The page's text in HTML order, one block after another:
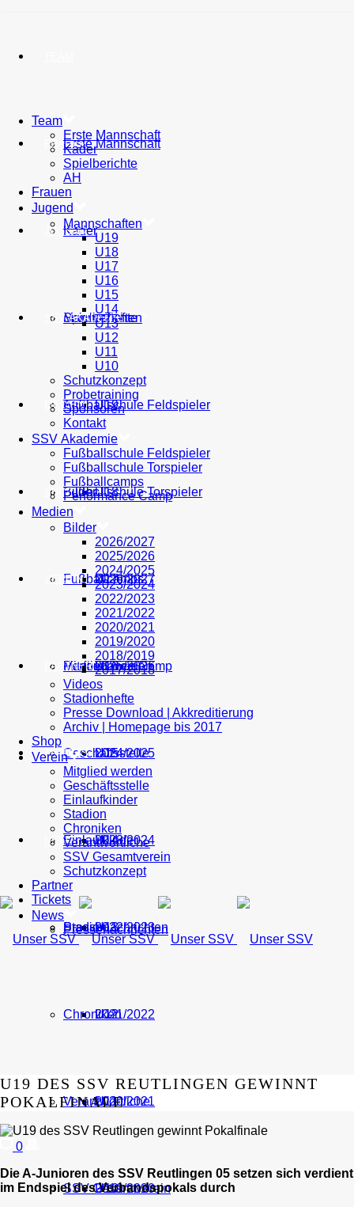
Erste Mannschaft
Kader
Spielberichte
AH
FRAUEN
JUGEND
Mannschaften
U19
U18
U17
U16
U15
U14
U13
U12
U11
U10
SSV AKADEMIE
Fußballschule Feldspieler
Fußballschule Torspieler
Fußballcamps
Performance Camp
MEDIEN
Bilder
2026/2027
2025/2026
2024/2025
2023/2024
2022/2023
2021/2022
2020/2021
2019/2020
SHOP
VEREIN
Mitglied werden
Geschäftsstelle
Einlaufkinder
Stadion
Chroniken
Verantwortliche
SSV Gesamtverein
PARTNER
TICKETS
NEWS
Pressenachrichten
Team
Erste Mannschaft
Kader
Spielberichte
AH
Frauen
Jugend
Mannschaften
U19
U18
U17
U16
U15
U14
U13
U12
U11
U10
Schutzkonzept
Probetraining
Sponsoren
Kontakt
SSV Akademie
Fußballschule Feldspieler
Fußballschule Torspieler
Fußballcamps
Performance Camp
Medien
Bilder
2026/2027
2025/2026
2024/2025
2023/2024
2022/2023
2021/2022
2020/2021
2019/2020
2018/2019
2017/2018
Videos
Stadionhefte
Presse Download | Akkreditierung
Archiv | Homepage bis 2017
Shop
Verein
Mitglied werden
Geschäftsstelle
Einlaufkinder
Stadion
Chroniken
Verantwortliche
SSV Gesamtverein
Schutzkonzept
Partner
Tickets
News
Pressenachrichten
U19 DES SSV REUTLINGEN GEWINNT
POKALFINALE
0
Die A-Junioren des SSV Reutlingen 05 setzen sich verdient
im Endspiel des Verbandspokals durch